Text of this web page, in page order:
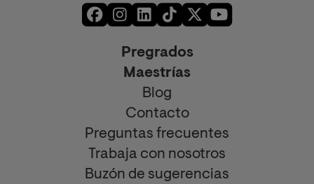
Pregrados
Maestrías
Blog
Contacto
Preguntas frecuentes
Trabaja con nosotros
Buzón de sugerencias